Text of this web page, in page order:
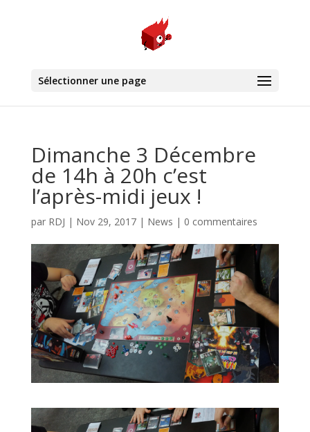
Sélectionner une page
Dimanche 3 Décembre
de 14h à 20h c’est
l’après-midi jeux !
par RDJ | Nov 29, 2017| News | 0 commentaires